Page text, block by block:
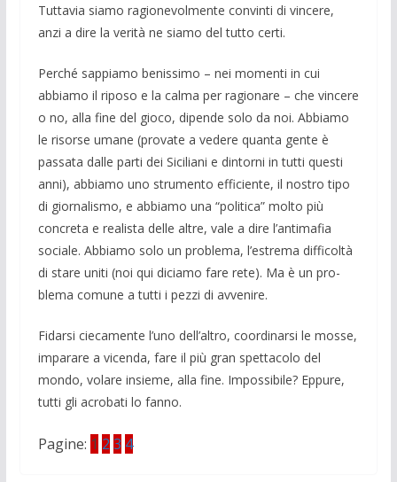
Tuttavia siamo ragio­nevolmente convinti di vincere,
anzi a dire la verità ne siamo del tutto certi.
Perché sappiamo benissimo – nei mo­menti in cui
abbiamo il riposo e la calma per ragionare – che vincere
o no, alla fine del gioco, dipende solo da noi. Abbiamo
le risor­se umane (provate a vedere quanta gente è
passata dalle parti dei Siciliani e dintorni in tutti questi
anni), abbiamo uno strumento efficiente, il nostro tipo
di gior­nalismo, e abbiamo una “politica” molto più
concreta e realista delle altre, vale a dire l’antimafia
sociale. Abbiamo solo un problema, l’estrema difficoltà
di stare uniti (noi qui diciamo fare rete). Ma è un pro­
blema comune a tutti i pezzi di avveni­re.
Fidarsi ciecamente l’uno dell’altro, coordinarsi le mosse,
imparare a vicenda, fare il più gran spettacolo del
mondo, volare insieme, alla fine. Impossibile? Eppure,
tutti gli acrobati lo fanno.
Pagine: 1 2 3 4